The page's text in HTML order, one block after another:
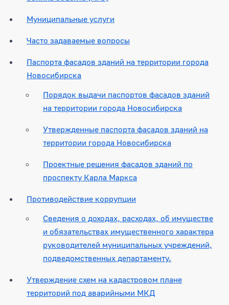
Муниципальные услуги
Часто задаваемые вопросы
Паспорта фасадов зданий на территории города
Новосибирска
Порядок выдачи паспортов фасадов зданий
на территории города Новосибирска
Утвержденные паспорта фасадов зданий на
территории города Новосибирска
Проектные решения фасадов зданий по
проспекту Карла Маркса
Противодействие коррупции
Сведения о доходах, расходах, об имуществе
и обязательствах имущественного характера
руководителей муниципальных учреждений,
подведомственных департаменту.
Утверждение схем на кадастровом плане
территорий под аварийными МКД